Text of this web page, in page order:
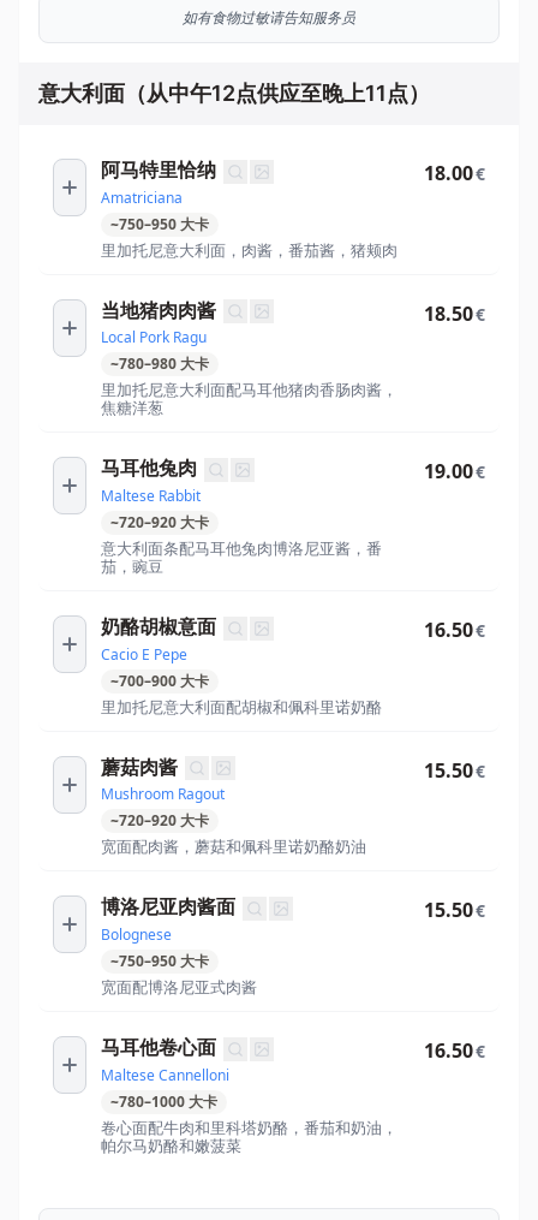
如有食物过敏请告知服务员
意大利面（从中午12点供应至晚上11点）
阿马特里恰纳
Amatriciana
~750–950大卡
里加托尼意大利面，肉酱，番茄酱，猪颊肉
18.00€
当地猪肉肉酱
Local Pork Ragu
~780–980大卡
里加托尼意大利面配马耳他猪肉香肠肉酱，
焦糖洋葱
18.50€
马耳他兔肉
Maltese Rabbit
~720–920大卡
意大利面条配马耳他兔肉博洛尼亚酱，番
茄，豌豆
19.00€
奶酪胡椒意面
Cacio E Pepe
~700–900大卡
里加托尼意大利面配胡椒和佩科里诺奶酪
16.50€
蘑菇肉酱
Mushroom Ragout
~720–920大卡
宽面配肉酱，蘑菇和佩科里诺奶酪奶油
15.50€
博洛尼亚肉酱面
Bolognese
~750–950大卡
宽面配博洛尼亚式肉酱
15.50€
马耳他卷心面
Maltese Cannelloni
~780–1000大卡
卷心面配牛肉和里科塔奶酪，番茄和奶油，
帕尔马奶酪和嫩菠菜
16.50€